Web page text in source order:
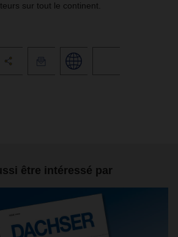
sur tout le continent.
être intéressé par